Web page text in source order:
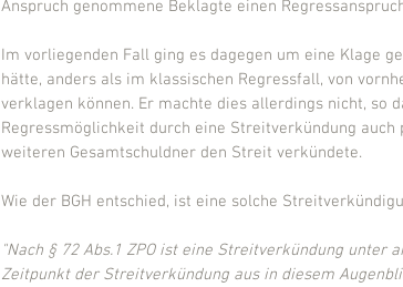
Anspruch genommene Beklagte einen
Im vorliegenden Fall ging es dagegen um eine Klage
hätte, anders als im klassischen Regressfall, von
verklagen können. Er machte dies allerdings nicht, so
Regressmöglichkeit durch eine Streitverkündung
weiteren Gesamtschuldner den Streit verkündete.
Wie der BGH entschied, ist eine solche
"Nach § 72 Abs.1 ZPO ist eine Streitverkündung unter
Zeitpunkt der Streitverkündung aus in diesem